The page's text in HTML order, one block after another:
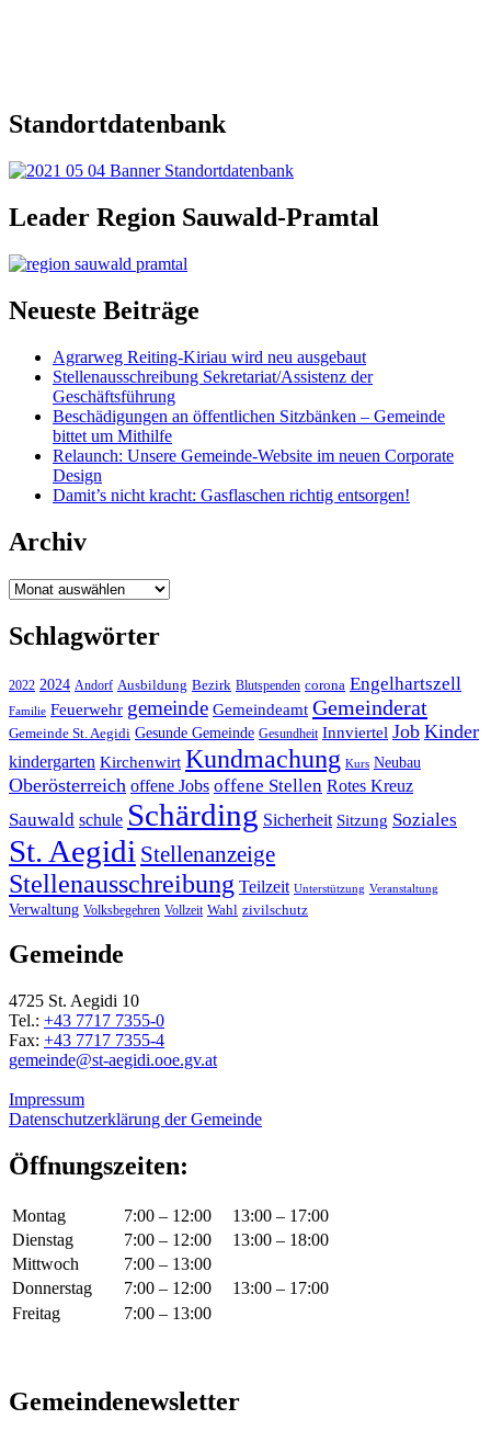
Standortdatenbank
Leader Region Sauwald-Pramtal
Neueste Beiträge
Agrarweg Reiting-Kiriau wird neu ausgebaut
Stellenausschreibung Sekretariat/Assistenz der
Geschäftsführung
Beschädigungen an öffentlichen Sitzbänken – Gemeinde
bittet um Mithilfe
Relaunch: Unsere Gemeinde-Website im neuen Corporate
Design
Damit’s nicht kracht: Gasflaschen richtig entsorgen!
Archiv
Archiv
Schlagwörter
2022 2024 Andorf Ausbildung Bezirk Blutspenden corona Engelhartszell
Familie Feuerwehr gemeinde Gemeindeamt Gemeinderat
Gemeinde St. Aegidi Gesunde Gemeinde Gesundheit Innviertel Job Kinder
kindergarten Kirchenwirt Kundmachung Kurs Neubau
Oberösterreich offene Jobs offene Stellen Rotes Kreuz
Sauwald schule Schärding Sicherheit Sitzung Soziales
St. Aegidi Stellenanzeige
Stellenausschreibung Teilzeit Unterstützung Veranstaltung
Verwaltung Volksbegehren Vollzeit Wahl zivilschutz
Gemeinde
4725 St. Aegidi 10
Tel.: +43 7717 7355-0
Fax: +43 7717 7355-4
gemeinde@st-aegidi.ooe.gv.at
Impressum
Datenschutzerklärung der Gemeinde
Öffnungszeiten:
Montag 7:00 – 12:00
13:00 – 17:00
Dienstag
7:00 – 12:00
13:00 – 18:00
Mittwoch
7:00 – 13:00
Donnerstag
7:00 – 12:00
13:00 – 17:00
Freitag
7:00 – 13:00
Gemeindenewsletter